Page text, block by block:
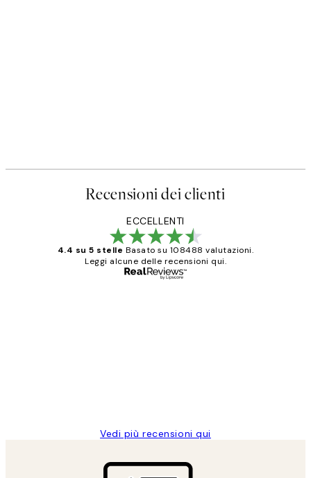
Recensioni dei clienti
ECCELLENTI
4.4 su 5 stelle Basato su 108488 valutazioni.
Leggi alcune delle recensioni qui.
Vedi più recensioni qui